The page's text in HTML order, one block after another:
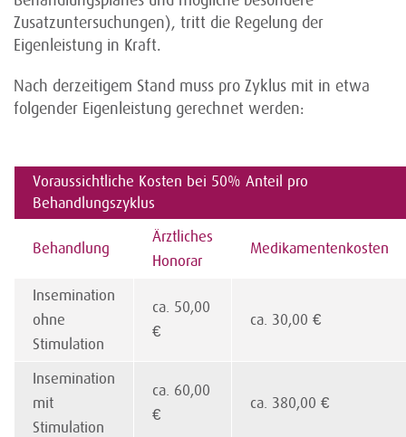
Zusatzuntersuchungen), tritt die Regelung der
Eigenleistung in Kraft.
Nach derzeitigem Stand muss pro Zyklus mit in etwa
folgender Eigenleistung gerechnet werden:
Voraussichtliche Kosten bei 50% Anteil pro
Behandlungszyklus
Behandlung
Ärztliches
Honorar
Medikamentenkosten
Insemination
ohne
Stimulation
ca. 50,00
€
ca. 30,00 €
Insemination
mit
Stimulation
ca. 60,00
€
ca. 380,00 €